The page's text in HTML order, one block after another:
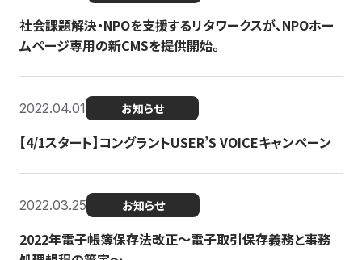
社会課題解決・NPOを支援するリタワークスが、NPOホー
ムページ専用の新CMSを提供開始。
2022.04.01 お知らせ
【4/1スタート】コングラントUSER’S VOICEキャンペーン
2022.03.25 お知らせ
2022年電子帳簿保存法改正～電子取引保存義務と事務